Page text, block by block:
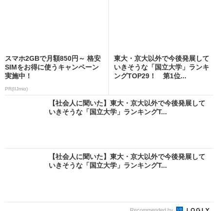
スマホ2GBで月額850円～ 格安
SIMをお得に使うキャンペーン
実施中！
PR(IIJmio)
東大・京大以外で今後発展して
いきそうな「国立大学」ランキ
ングTOP29！ 第1位...
【社会人に聞いた】東大・京大以外で今後発展して
いきそうな「国立大学」ランキングT...
【社会人に聞いた】東大・京大以外で今後発展して
いきそうな「国立大学」ランキングT...